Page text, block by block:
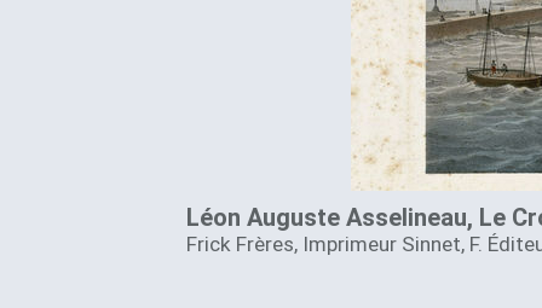
Léon Auguste Asselineau, Le
Frick Frères, Imprimeur Sinnet, F.